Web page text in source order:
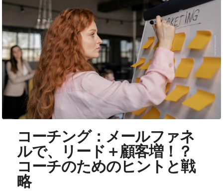
コーチング：メールファネ
ルで、リード＋顧客増！？
コーチのためのヒントと戦
略